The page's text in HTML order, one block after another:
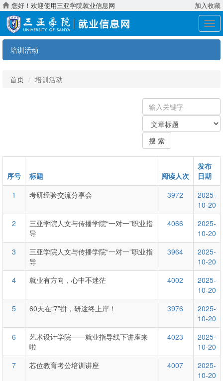
您好！欢迎使用三亚学院就业信息网 加入收藏
展
开
培训活动
首页 培训活动
输
入
键
字：
关
键
类
型
搜 索
序号 标题 阅读人次
发布
日期
1
考研经验交流分享会 3972
2025-
10-20
2
三亚学院人文与传播学院“一对一”职业指
导
4066
2025-
10-20
3
三亚学院人文与传播学院“一对一”职业指
导
3964
2025-
10-20
4
就业有方向，心中不迷茫 4002
2025-
10-20
5
60天在“7”拼，研途终上岸！ 3976
2025-
10-20
6
艺术设计学院——就业指导线下讲座来
啦
4023
2025-
10-20
7
芯位教育考公培训讲座 4007
2025-
10-20